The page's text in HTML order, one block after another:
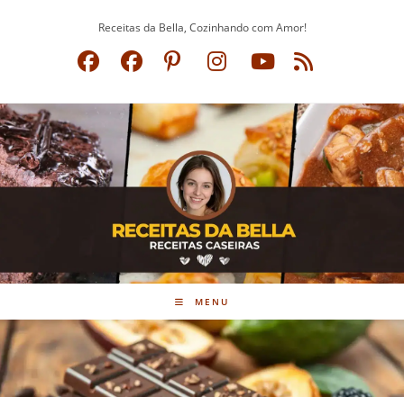
Receitas da Bella, Cozinhando com Amor!
MENU